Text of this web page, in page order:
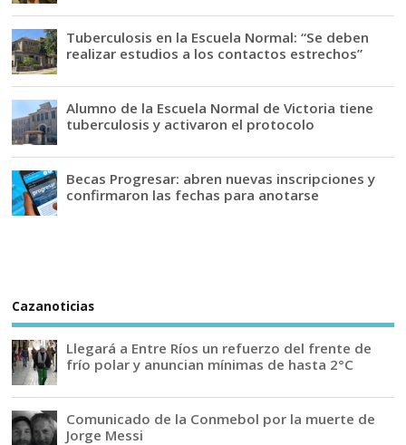
Tuberculosis en la Escuela Normal: “Se deben
realizar estudios a los contactos estrechos”
Alumno de la Escuela Normal de Victoria tiene
tuberculosis y activaron el protocolo
Becas Progresar: abren nuevas inscripciones y
confirmaron las fechas para anotarse
Cazanoticias
Llegará a Entre Ríos un refuerzo del frente de
frío polar y anuncian mínimas de hasta 2°C
Comunicado de la Conmebol por la muerte de
Jorge Messi